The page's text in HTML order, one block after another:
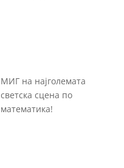
МИГ на најголемата
светска сцена по
математика!